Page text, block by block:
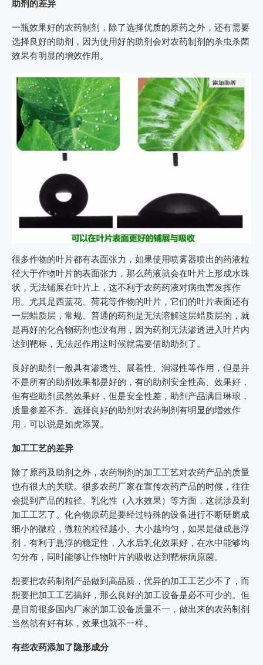
助剂的差异
一瓶效果好的农药制剂，除了选择优质的原药之外，还有需要
选择良好的助剂，因为使用好的助剂会对农药制剂的杀虫杀菌
效果有明显的增效作用。
很多作物的叶片都有表面张力，如果使用喷雾器喷出的药液粒
径大于作物叶片的表面张力，那么药液就会在叶片上形成水珠
状，无法铺展在叶片上，这不利于农药药液对病虫害发挥作
用。尤其是西蓝花、荷花等作物的叶片，它们的叶片表面还有
一层蜡质层，常规、普通的药剂是无法溶解这层蜡质层的，就
是再好的化合物药剂也没有用，因为药剂无法渗透进入叶片内
达到靶标，无法起作用这时候就需要借助助剂了。
良好的助剂一般具有渗透性、展着性、润湿性等作用，但是并
不是所有的助剂效果都是好的，有的助剂安全性高、效果好，
但有些助剂虽然效果好，但是安全性差，助剂产品满目琳琅，
质量参差不齐。选择良好的助剂对农药制剂有明显的增效作
用，可以说是如虎添翼。
加工工艺的差异
除了原药及助剂之外，农药制剂的加工工艺对农药产品的质量
也有很大的关联。很多农药厂家在宣传农药产品的时候，往往
会提到产品的粒径、乳化性（入水效果）等方面，这就涉及到
加工工艺了。化合物原药是要经过特殊的设备进行不断研磨成
细小的微粒，微粒的粒径越小、大小越均匀，如果是做成悬浮
剂，有利于悬浮的稳定性，入水后乳化效果好，在水中能够均
匀分布，同时能够让作物叶片的吸收达到靶标病原菌。
想要把农药制剂产品做到高品质，优异的加工工艺少不了，而
想要把加工工艺搞好，那么良好的加工设备是必不可少的。但
是目前很多国内厂家的加工设备质量不一，做出来的农药制剂
当然就有好有坏，效果也就不一样。
有些农药添加了隐形成分